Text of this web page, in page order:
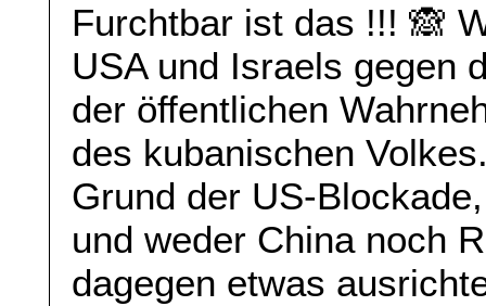
Furchtbar ist das !!! 🙈
USA und Israels gegen
der öffentlichen
des kubanischen
Grund der US-
und weder China noch
dagegen etwas